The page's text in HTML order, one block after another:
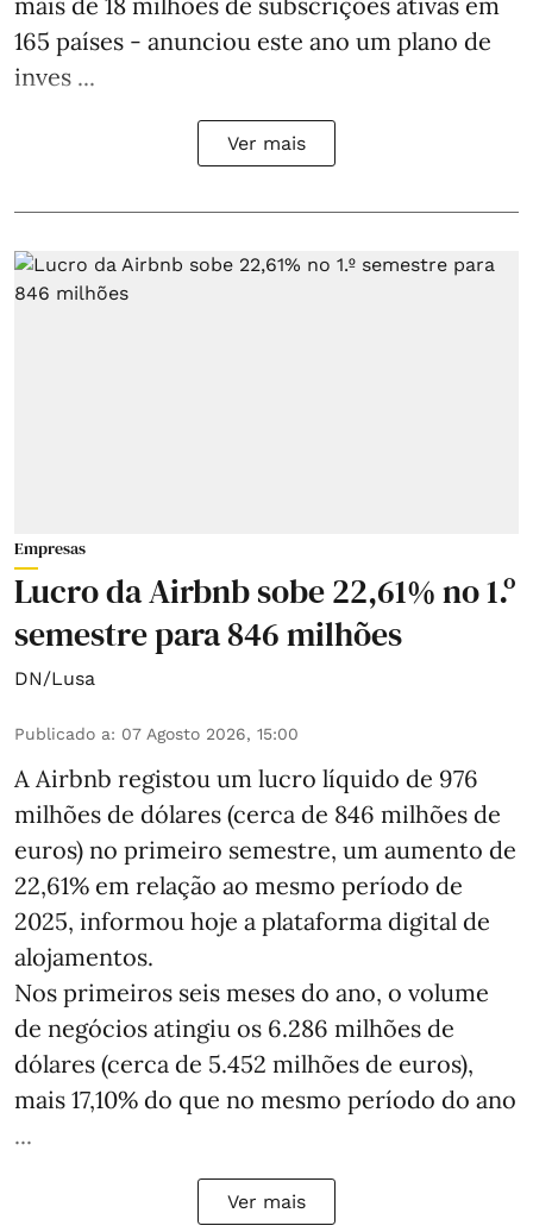
165 países - anunciou este ano um plano de
inves ...
Ver mais
Empresas
Lucro da Airbnb sobe 22,61% no 1.º
semestre para 846 milhões
DN/Lusa
Publicado a: 07 Agosto 2026, 15:00
A Airbnb registou um lucro líquido de 976
milhões de dólares (cerca de 846 milhões de
euros) no primeiro semestre, um aumento de
22,61% em relação ao mesmo período de
2025, informou hoje a plataforma digital de
alojamentos.
Nos primeiros seis meses do ano, o volume
de negócios atingiu os 6.286 milhões de
dólares (cerca de 5.452 milhões de euros),
mais 17,10% do que no mesmo período do ano
...
Ver mais